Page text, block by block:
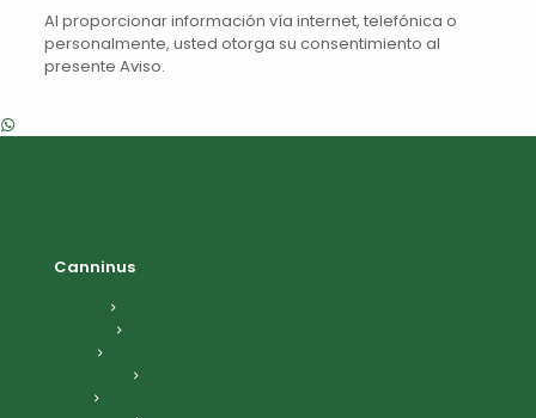
Al proporcionar información vía internet, telefónica o
personalmente, usted otorga su consentimiento al
presente Aviso.
Canninus